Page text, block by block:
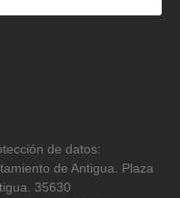
de datos:
de Antigua. Plaza
35630